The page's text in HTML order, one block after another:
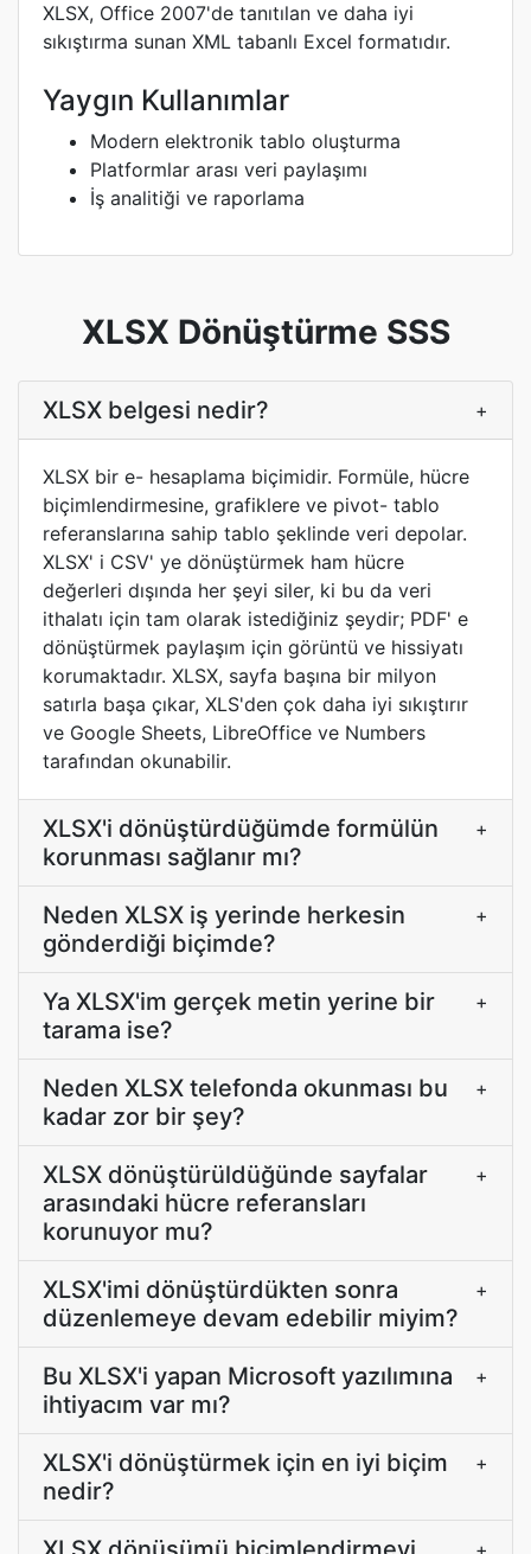
XLSX, Office 2007'de tanıtılan ve daha iyi
sıkıştırma sunan XML tabanlı Excel formatıdır.
Yaygın Kullanımlar
Modern elektronik tablo oluşturma
Platformlar arası veri paylaşımı
İş analitiği ve raporlama
XLSX Dönüştürme SSS
XLSX belgesi nedir? +
XLSX bir e- hesaplama biçimidir. Formüle, hücre
biçimlendirmesine, grafiklere ve pivot- tablo
referanslarına sahip tablo şeklinde veri depolar.
XLSX' i CSV' ye dönüştürmek ham hücre
değerleri dışında her şeyi siler, ki bu da veri
ithalatı için tam olarak istediğiniz şeydir; PDF' e
dönüştürmek paylaşım için görüntü ve hissiyatı
korumaktadır. XLSX, sayfa başına bir milyon
satırla başa çıkar, XLS'den çok daha iyi sıkıştırır
ve Google Sheets, LibreOffice ve Numbers
tarafından okunabilir.
XLSX'i dönüştürdüğümde formülün
korunması sağlanır mı?
+
Neden XLSX iş yerinde herkesin
gönderdiği biçimde?
+
Ya XLSX'im gerçek metin yerine bir
tarama ise?
+
Neden XLSX telefonda okunması bu
kadar zor bir şey?
+
XLSX dönüştürüldüğünde sayfalar
arasındaki hücre referansları
korunuyor mu?
+
XLSX'imi dönüştürdükten sonra
düzenlemeye devam edebilir miyim?
+
Bu XLSX'i yapan Microsoft yazılımına
ihtiyacım var mı?
+
XLSX'i dönüştürmek için en iyi biçim
nedir?
+
+